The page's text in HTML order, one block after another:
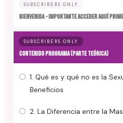
SUBSCRIBERS ONLY
BIENVENIDA - IMPORTANTE ACCEDER AQUÍ
SUBSCRIBERS ONLY
CONTENIDO PROGRAMA (Parte Teórica)
1. Qué es y qué no es la
Beneficios
2. La Diferencia entre la